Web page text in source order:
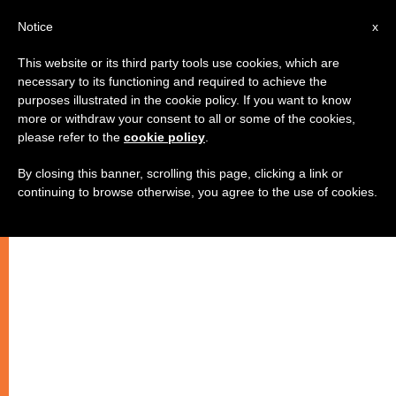
أم تعيد الى هولاند الميدالية الذهبية
للأسرة
x
Notice
This website or its third party tools use cookies, which are
necessary to its functioning and required to achieve the
purposes illustrated in the cookie policy. If you want to know
more or withdraw your consent to all or some of the cookies,
please refer to the cookie policy
By closing this banner, scrolling this page, clicking a link or
continuing to browse otherwise, you agree to the use of cookies.